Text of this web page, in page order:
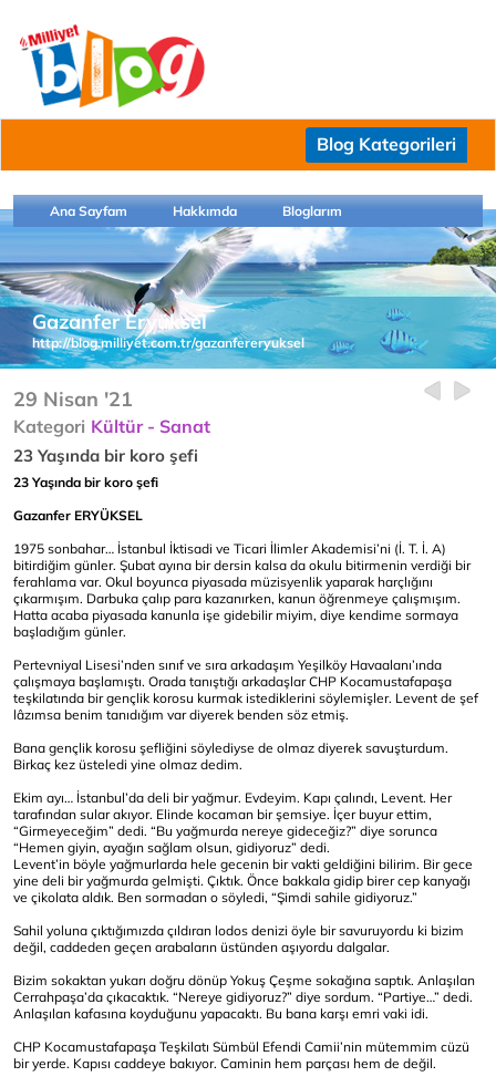
Blog Kategorileri
Ana Sayfam Hakkımda Bloglarım
Gazanfer Eryüksel
http://blog.milliyet.com.tr/gazanfereryuksel
29 Nisan '21
Kategori Kültür - Sanat
23 Yaşında bir koro şefi
23 Yaşında bir koro şefi
Gazanfer ERYÜKSEL
1975 sonbahar… İstanbul İktisadi ve Ticari İlimler Akademisi’ni (İ. T. İ. A)
bitirdiğim günler. Şubat ayına bir dersin kalsa da okulu bitirmenin verdiği bir
ferahlama var. Okul boyunca piyasada müzisyenlik yaparak harçlığını
çıkarmışım. Darbuka çalıp para kazanırken, kanun öğrenmeye çalışmışım.
Hatta acaba piyasada kanunla işe gidebilir miyim, diye kendime sormaya
başladığım günler.
Pertevniyal Lisesi’nden sınıf ve sıra arkadaşım Yeşilköy Havaalanı’ında
çalışmaya başlamıştı. Orada tanıştığı arkadaşlar CHP Kocamustafapaşa
teşkilatında bir gençlik korosu kurmak istediklerini söylemişler. Levent de şef
lâzımsa benim tanıdığım var diyerek benden söz etmiş.
Bana gençlik korosu şefliğini söylediyse de olmaz diyerek savuşturdum.
Birkaç kez üsteledi yine olmaz dedim.
Ekim ayı… İstanbul’da deli bir yağmur. Evdeyim. Kapı çalındı, Levent. Her
tarafından sular akıyor. Elinde kocaman bir şemsiye. İçer buyur ettim,
“Girmeyeceğim” dedi. “Bu yağmurda nereye gideceğiz?” diye sorunca
“Hemen giyin, ayağın sağlam olsun, gidiyoruz” dedi.
Levent’in böyle yağmurlarda hele gecenin bir vakti geldiğini bilirim. Bir gece
yine deli bir yağmurda gelmişti. Çıktık. Önce bakkala gidip birer cep kanyağı
ve çikolata aldık. Ben sormadan o söyledi, “Şimdi sahile gidiyoruz.”
Sahil yoluna çıktığımızda çıldıran lodos denizi öyle bir savuruyordu ki bizim
değil, caddeden geçen arabaların üstünden aşıyordu dalgalar.
Bizim sokaktan yukarı doğru dönüp Yokuş Çeşme sokağına saptık. Anlaşılan
Cerrahpaşa’da çıkacaktık. “Nereye gidiyoruz?” diye sordum. “Partiye…” dedi.
Anlaşılan kafasına koyduğunu yapacaktı. Bu bana karşı emri vaki idi.
CHP Kocamustafapaşa Teşkilatı Sümbül Efendi Camii’nin mütemmim cüzü
bir yerde. Kapısı caddeye bakıyor. Caminin hem parçası hem de değil.